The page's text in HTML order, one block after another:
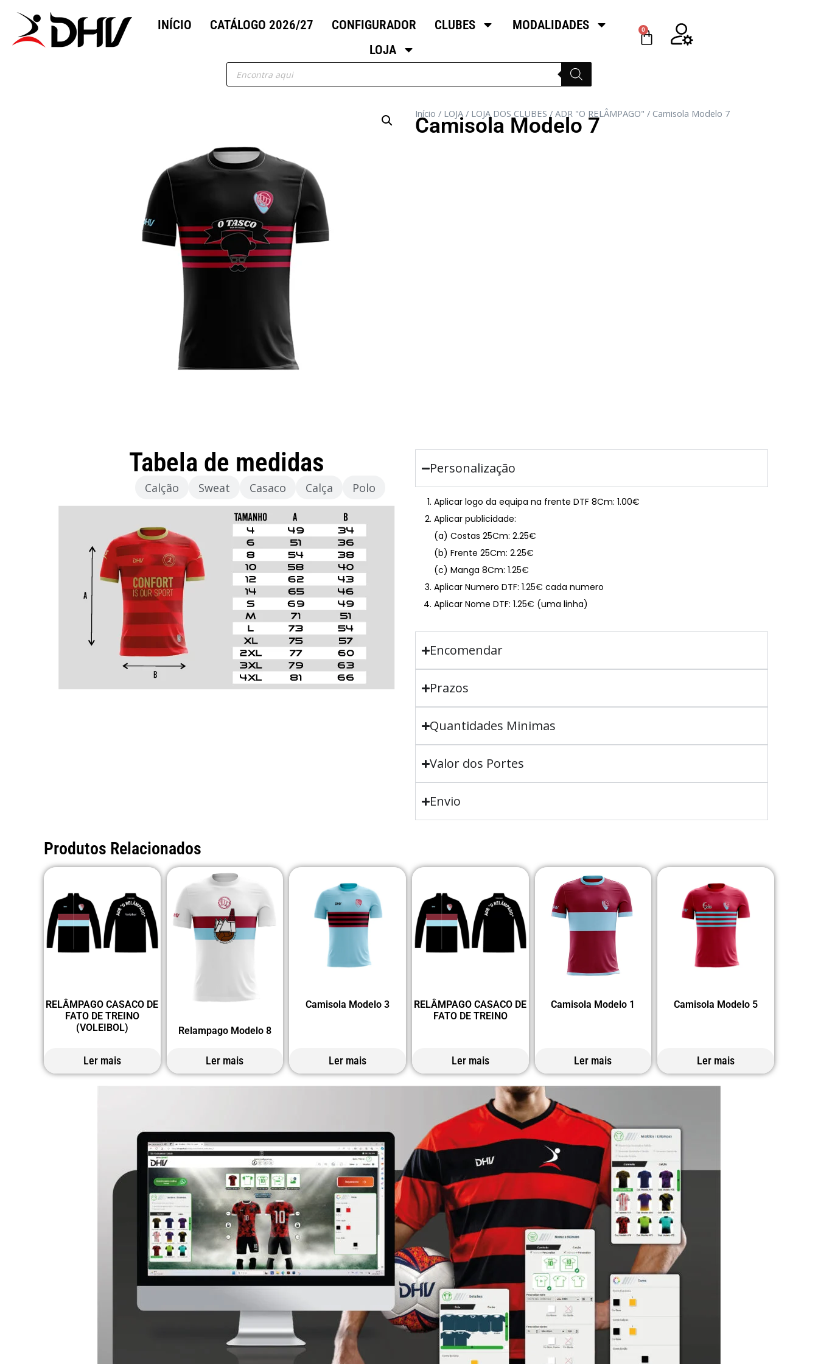
INÍCIO CATÁLOGO 2026/27 CONFIGURADOR CLUBES
MODALIDADES
LOJA
0
Início / LOJA / LOJA DOS CLUBES / ADR "O RELÂMPAGO" / Camisola Modelo 7
Camisola Modelo 7
Tabela de medidas
Calção Sweat Casaco Calça Polo
Personalização
Aplicar logo da equipa na frente DTF 8Cm: 1.00€
Aplicar publicidade:
(a) Costas 25Cm: 2.25€
(b) Frente 25Cm: 2.25€
(c) Manga 8Cm: 1.25€
Aplicar Numero DTF: 1.25€ cada numero
Aplicar Nome DTF: 1.25€ (uma linha)
Encomendar
Prazos
Quantidades Minimas
Valor dos Portes
Envio
Produtos Relacionados
RELÂMPAGO CASACO DE
FATO DE TREINO
(VOLEIBOL)
Ler mais
Relampago Modelo 8
Ler mais
Camisola Modelo 3
Ler mais
RELÂMPAGO CASACO DE
FATO DE TREINO
Ler mais
Camisola Modelo 1
Ler mais
Camisola Modelo 5
Ler mais